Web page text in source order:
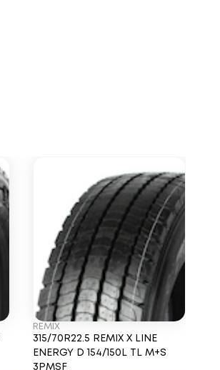
REMIX
315/70R22.5 REMIX X LINE
ENERGY D 154/150L TL M+S
3PMSF